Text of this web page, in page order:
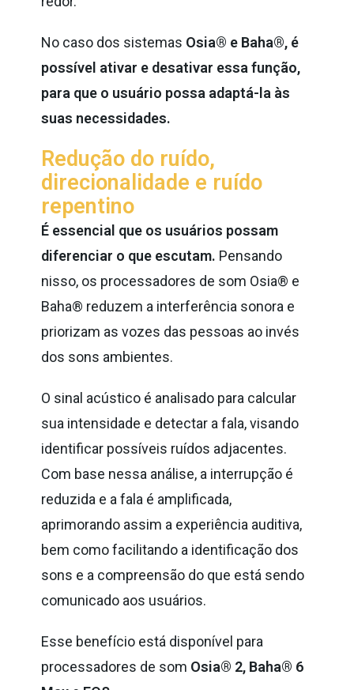
No caso dos sistemas Osia® e Baha®, é
possível ativar e desativar essa função,
para que o usuário possa adaptá-la às
suas necessidades.
Redução do ruído,
direcionalidade e ruído
repentino
É essencial que os usuários possam
diferenciar o que escutam. Pensando
nisso, os processadores de som Osia® e
Baha® reduzem a interferência sonora e
priorizam as vozes das pessoas ao invés
dos sons ambientes.
O sinal acústico é analisado para calcular
sua intensidade e detectar a fala, visando
identificar possíveis ruídos adjacentes.
Com base nessa análise, a interrupção é
reduzida e a fala é amplificada,
aprimorando assim a experiência auditiva,
bem como facilitando a identificação dos
sons e a compreensão do que está sendo
comunicado aos usuários.
Esse benefício está disponível para
processadores de som Osia® 2, Baha® 6